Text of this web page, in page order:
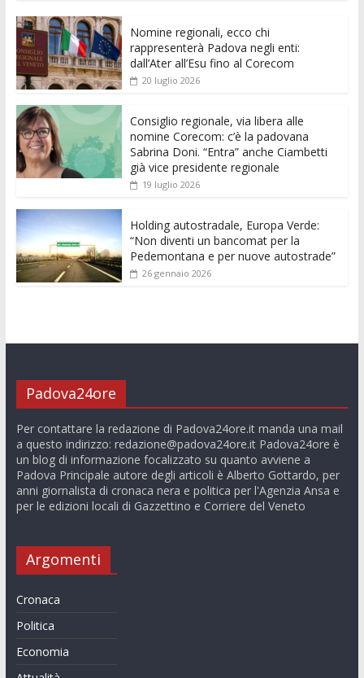
e
b
o
o
k
itt
er l s
A
p
p
ss
e
n
er
di
t
k
e
dI
di
vi
Nomine regionali, ecco chi
rappresenterà Padova negli enti:
dall’Ater all’Esu fino al Corecom
20 luglio 2026
Consiglio regionale, via libera alle
nomine Corecom: c’è la padovana
Sabrina Doni. “Entra” anche Ciambetti
già vice presidente regionale
19 luglio 2026
Holding autostradale, Europa Verde:
“Non diventi un bancomat per la
Pedemontana e per nuove autostrade”
26 gennaio 2026
Padova24ore
Per contattare la redazione di Padova24ore.it manda una mail
a questo indirizzo: redazione@padova24ore.itPadova24ore è
un blog di informazione focalizzato su quanto avviene a
Padova Principale autore degli articoli è Alberto Gottardo, per
anni giornalista di cronaca nera e politica per l'Agenzia Ansa e
per le edizioni locali di Gazzettino e Corriere del Veneto
Argomenti
Cronaca
Politica
Economia